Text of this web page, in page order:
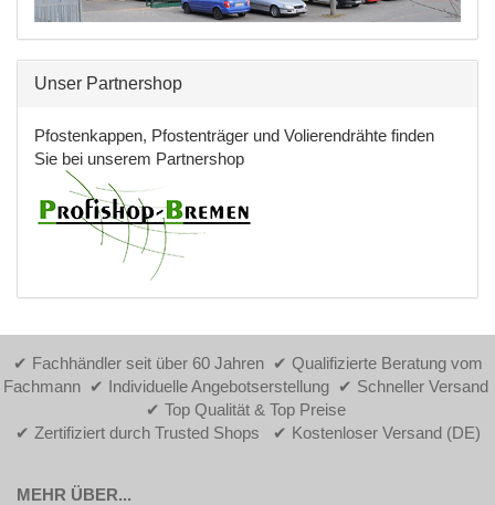
Unser Partnershop
Pfostenkappen, Pfostenträger und Volierendrähte finden
Sie bei unserem Partnershop
✔ Fachhändler seit über 60 Jahren ✔ Qualifizierte Beratung vom
Fachmann ✔ Individuelle Angebotserstellung ✔ Schneller Versand
✔ Top Qualität & Top Preise
✔ Zertifiziert durch Trusted Shops ✔ Kostenloser Versand (DE)
MEHR ÜBER...